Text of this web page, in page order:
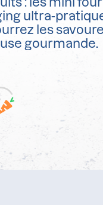
ultra-
les
gourmande.